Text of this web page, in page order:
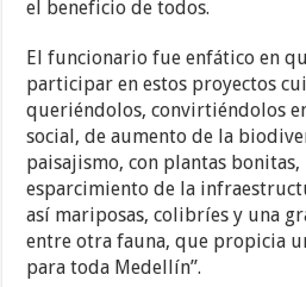
el beneficio de todos.
El funcionario fue enfático en
participar en estos proyectos
queriéndolos, convirtiéndolos
social, de aumento de la
paisajismo, con plantas
esparcimiento de la
así mariposas, colibríes y una
entre otra fauna, que propicia
para toda Medellín”.